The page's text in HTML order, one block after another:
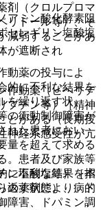
剤（クロルプロマ
リドール等）、そ
減弱することがあ
が遮断され
作動薬（ビペリデ
プチン等）［精神
とがある（長期投
神経系感受性が亢
ン塩酸塩等）［本
の薬剤により、ド
アミン酸化酵素阻
セレギリン塩酸塩
動薬の投与によ
的に不利な結果を
を繰り返す状
の衝動制御障害が
れた患者におい
量を超えて求める
。患者及び家族等
に不利な結果を招
返す状態）、病的
障害、ドパミン調